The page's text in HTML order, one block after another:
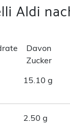
Aldi
Davon
Zucker
15.10 g
2.50 g